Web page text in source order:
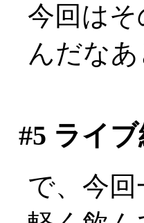
今回は
んだな
#5 ライブ
で、今回